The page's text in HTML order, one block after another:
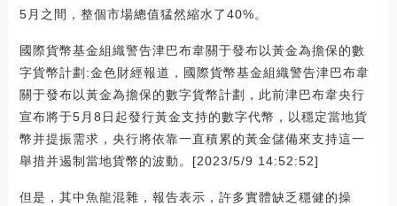
5月之間，整個市場總值猛然縮水了40%。
國際貨幣基金組織警告津巴布韋關于發布以黃金為擔保的數
字貨幣計劃:金色財經報道，國際貨幣基金組織警告津巴布韋
關于發布以黃金為擔保的數字貨幣計劃，此前津巴布韋央行
宣布將于5月8日起發行黃金支持的數字代幣，以穩定當地貨
幣并提振需求，央行將依靠一直積累的黃金儲備來支持這一
舉措并遏制當地貨幣的波動。[2023/5/9 14:52:52]
但是，其中魚龍混雜，報告表示，許多實體缺乏穩健的操